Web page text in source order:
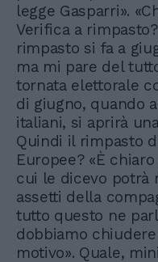
legge Gasparri».
Verifica a
rimpasto si fa a
ma mi pare del
tornata elettorale
di giugno, quando
italiani, si aprirà
Quindi il rimpasto
Europee? «È
cui le dicevo potrà
assetti della
tutto questo ne
dobbiamo
motivo». Quale,